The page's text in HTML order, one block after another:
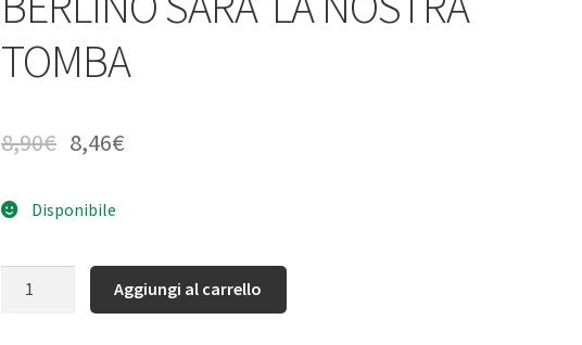
TOMBA
8,90€ 8,46€
Disponibile
Aggiungi al carrello